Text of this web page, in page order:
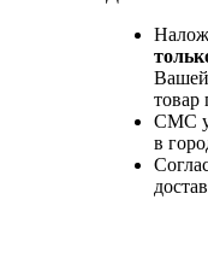
Вашей
товар
СМС
в